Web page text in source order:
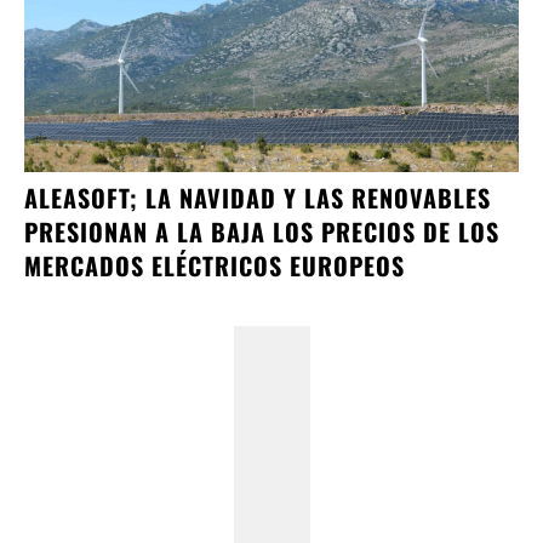
ALEASOFT; LA NAVIDAD Y LAS RENOVABLES
PRESIONAN A LA BAJA LOS PRECIOS DE LOS
MERCADOS ELÉCTRICOS EUROPEOS